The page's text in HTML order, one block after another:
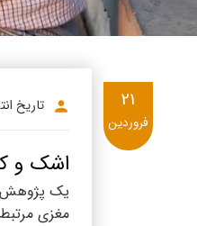
تاریخ انتشار 21
فروردین
اشک و
یک پژوهش
مغزی